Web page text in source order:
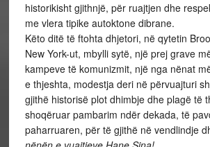
historikisht gjithnjë, për ruajtjen dhe
me vlera tipike autoktone dibrane.
Këto ditë të ftohta dhjetori, në qytetin
New York-ut, mbylli sytë, një prej grave
kampeve të komunizmit, një nga nënat
e thjeshta, modestja deri në përvuajturi
gjithë historisë plot dhimbje dhe plagë të
shoqëruar pambarim ndër dekada, të
paharruaren, për të gjithë në vendlindje